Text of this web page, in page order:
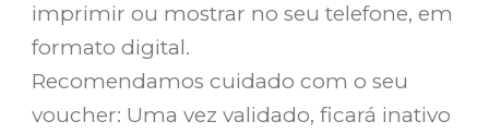
imprimir ou mostrar no seu telefone, em
formato digital.
Recomendamos cuidado com o seu
voucher: Uma vez validado, ficará inativo